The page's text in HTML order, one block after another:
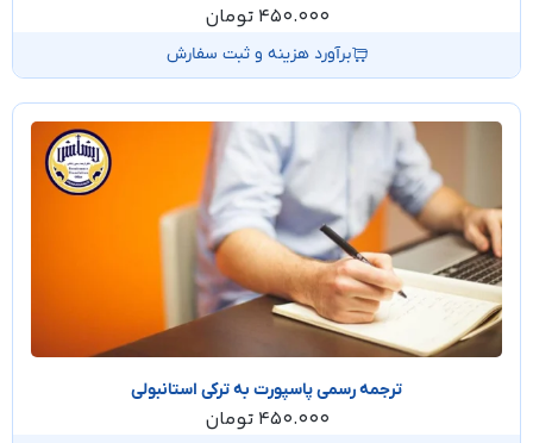
450.000 تومان
برآورد هزینه و ثبت سفارش
ترجمه رسمی پاسپورت به ترکی استانبولی
450.000 تومان